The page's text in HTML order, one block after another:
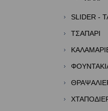
SLIDER -
TΣΑΠΑΡΙ